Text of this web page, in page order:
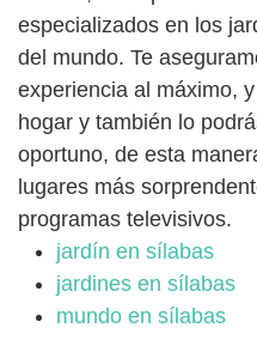
especializados en los
del mundo. Te
experiencia al máximo,
hogar y también lo
oportuno, de esta
lugares más
programas televisivos.
jardín en sílabas
jardines en sílabas
mundo en sílabas